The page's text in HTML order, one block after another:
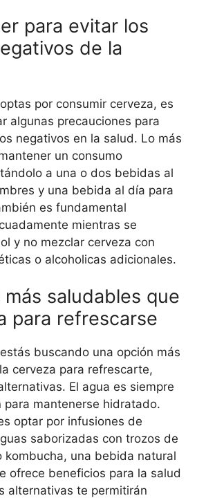
para evitar los
de la
por consumir cerveza, es
algunas precauciones para
negativos en la salud. Lo más
un consumo
a una o dos bebidas al
y una bebida al día para
es fundamental
mientras se
y no mezclar cerveza con
o alcoholicas adicionales.
saludables que
para refrescarse
buscando una opción más
cerveza para refrescarte,
El agua es siempre
para mantenerse hidratado.
optar por infusiones de
saborizadas con trozos de
kombucha, una bebida natural
ofrece beneficios para la salud
alternativas te permitirán